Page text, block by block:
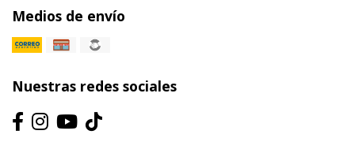
Medios de envío
Nuestras redes sociales